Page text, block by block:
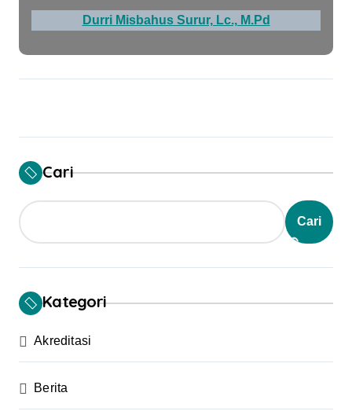
Durri Misbahus Surur, Lc., M.Pd
Cari
Cari
Kategori
Akreditasi
Berita